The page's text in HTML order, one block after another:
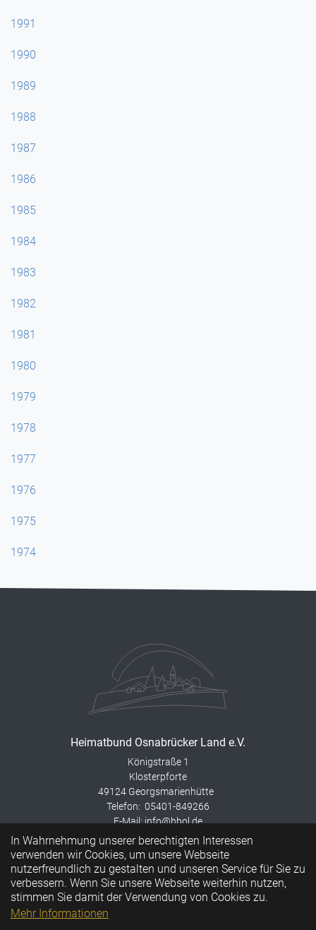
In Wahrnehmung unserer berechtigten Interessen
verwenden wir Cookies, um unsere Webseite
nutzerfreundlich zu gestalten und unseren Service für Sie zu
verbessern. Wenn Sie unsere Webseite weiterhin nutzen,
stimmen Sie damit der Verwendung von Cookies zu.
Mehr Informationen
1991
1990
1989
1988
1987
1986
1985
1984
1983
1982
1981
1980
1979
1978
1977
1976
1975
1974
Heimatbund Osnabrücker Land e.V.
Königstraße 1
Klosterpforte
49124 Georgsmarienhütte
Telefon: 05401-849266
E-Mail: info@hbol.de
Instagram
Beitrittserklärung
Interessante Links
Sitemap
Datenschutz